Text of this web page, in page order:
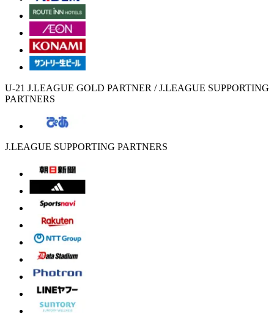
U-21 J.LEAGUE GOLD PARTNER / J.LEAGUE SUPPORTING
PARTNERS
J.LEAGUE SUPPORTING PARTNERS